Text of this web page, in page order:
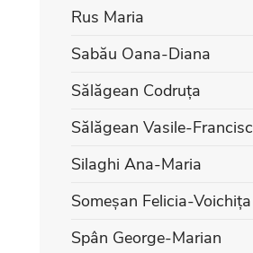
Rus Maria
Sabău Oana-Diana
Sălăgean Codruța
Sălăgean Vasile-Francisc
Silaghi Ana-Maria
Someșan Felicia-Voichița
Spân George-Marian